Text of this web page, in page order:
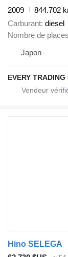
2009
844.702
Carburant diesel
Nombre de places
Japon
EVERY
Hino SELEGA